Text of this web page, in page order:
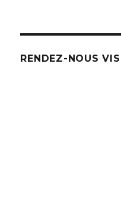
RENDEZ-NOUS